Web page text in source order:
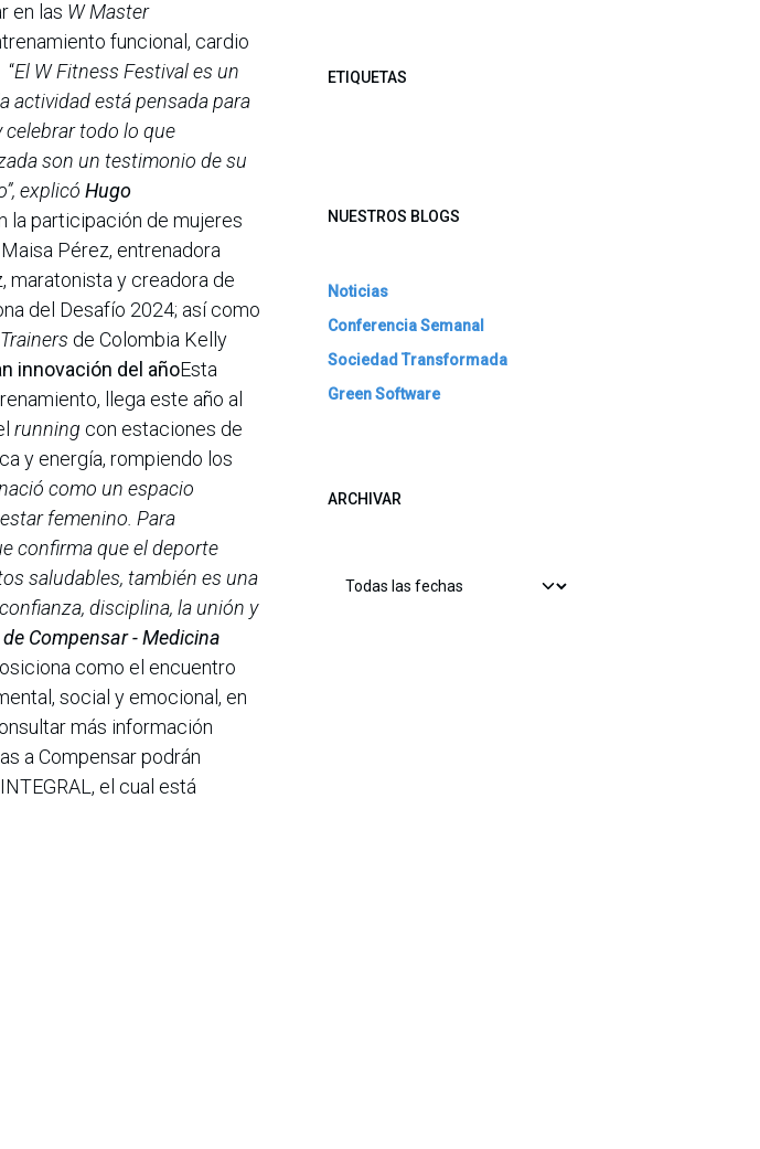
en las W Master
funcional, cardio
“El W Fitness Festival es un
actividad está pensada para
todo lo que
son un testimonio de su
explicó Hugo
la participación de mujeres
Pérez, entrenadora
maratonista y creadora de
del Desafío 2024; así como
de Colombia Kelly
innovación del añoEsta
llega este año al
running con estaciones de
y energía, rompiendo los
como un espacio
femenino. Para
confirma que el deporte
saludables, también es una
disciplina, la unión y
Compensar - Medicina
como el encuentro
social y emocional, en
más información
a Compensar podrán
el cual está
ETIQUETAS
NUESTROS BLOGS
Noticias
Conferencia Semanal
Sociedad Transformada
Green Software
ARCHIVAR